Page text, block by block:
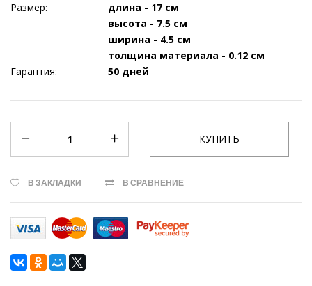
Размер:
длина - 17 см
высота - 7.5 см
ширина - 4.5 см
толщина материала - 0.12 см
Гарантия:
50 дней
В ЗАКЛАДКИ В СРАВНЕНИЕ